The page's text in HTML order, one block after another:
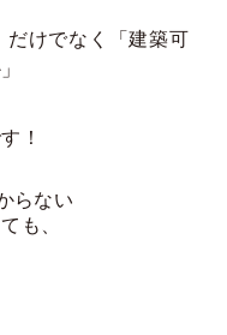
だけでなく「建築可
！
らない
も、